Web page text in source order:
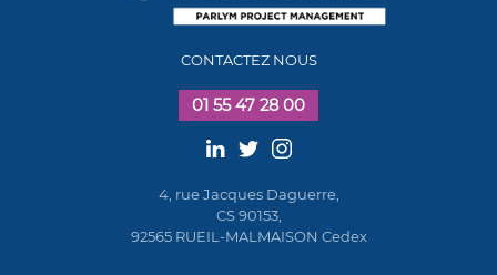
CONTACTEZ NOUS
01 55 47 28 00
4, rue Jacques Daguerre,
CS 90153,
92565 RUEIL-MALMAISON Cedex